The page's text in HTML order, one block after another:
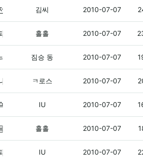
김씨 2010-07-07
(2)
홀홀 2010-07-07
짐승 동 2010-07-07
ㅋ로스 2010-07-07
(4)
IU 2010-07-07
(3)
홀홀 2010-07-07
(3)IU 2010-07-07